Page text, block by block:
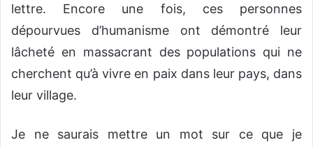
lettre. Encore une fois, ces personnes
dépourvues d’humanisme ont démontré leur
lâcheté en massacrant des populations qui ne
cherchent qu’à vivre en paix dans leur pays, dans
leur village.
Je ne saurais mettre un mot sur ce que je